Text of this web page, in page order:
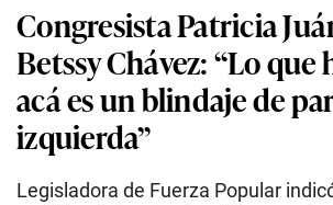
Congresista Patricia
Betssy Chávez: “Lo
acá es un blindaje de
izquierda”
Legisladora de Fuerza Popular